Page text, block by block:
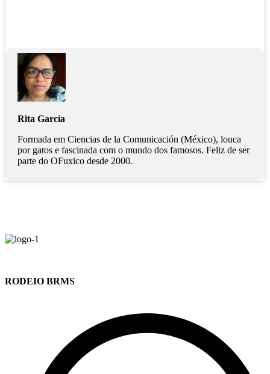
Rita García
Formada em Ciencias de la Comunicación (México), louca
por gatos e fascinada com o mundo dos famosos. Feliz de ser
parte do OFuxico desde 2000.
RODEIO BRMS